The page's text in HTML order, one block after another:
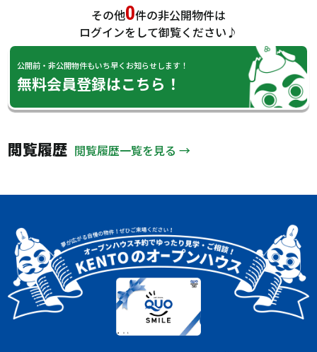
その他0件の非公開物件は
ログインをして御覧ください♪
公開前・非公開物件もいち早くお知らせします！
無料会員登録はこちら！
閲覧履歴 閲覧履歴一覧を見る →